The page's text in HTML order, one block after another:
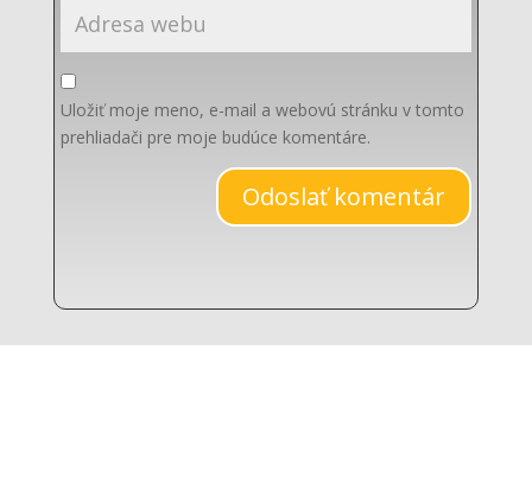
Uložiť moje meno, e-mail a webovú stránku v tomto
prehliadači pre moje budúce komentáre.
Odoslať komentár